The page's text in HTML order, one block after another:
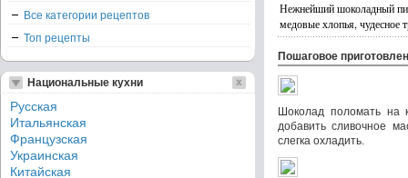
Нежнейший шоколадный
медовые хлопья, чудесное
Пошаговое
Шоколад поломать на
добавить сливочное
слегка охладить.
Все категории рецептов
Топ рецепты
Национальные кухни
Русская
Итальянская
Французская
Украинская
Китайская